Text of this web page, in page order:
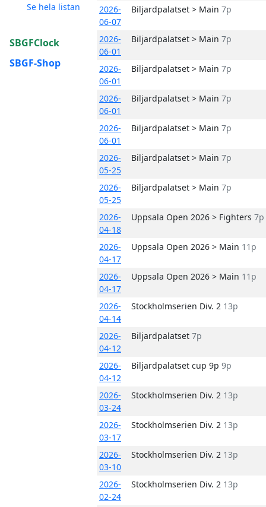
Se hela listan
SBGFClock
SBGF-Shop
2026-
06-07
Biljardpalatset > Main 7p
2026-
06-01
Biljardpalatset > Main 7p
2026-
06-01
Biljardpalatset > Main 7p
2026-
06-01
Biljardpalatset > Main 7p
2026-
06-01
Biljardpalatset > Main 7p
2026-
05-25
Biljardpalatset > Main 7p
2026-
05-25
Biljardpalatset > Main 7p
2026-
04-18
Uppsala Open 2026 > Fighters 7p
2026-
04-17
Uppsala Open 2026 > Main 11p
2026-
04-17
Uppsala Open 2026 > Main 11p
2026-
04-14
Stockholmserien Div. 2 13p
2026-
04-12
Biljardpalatset 7p
2026-
04-12
Biljardpalatset cup 9p 9p
2026-
03-24
Stockholmserien Div. 2 13p
2026-
03-17
Stockholmserien Div. 2 13p
2026-
03-10
Stockholmserien Div. 2 13p
2026-
02-24
Stockholmserien Div. 2 13p